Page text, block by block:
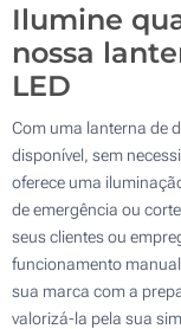
Ilumine
nossa
LED
Com uma lanterna de
disponível, sem
oferece uma
de emergência ou
seus clientes ou
funcionamento
sua marca com a
valorizá-la pela sua